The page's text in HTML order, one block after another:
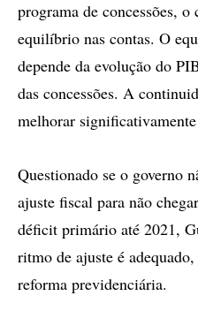
programa de concessões,
equilíbrio nas contas. O
depende da evolução do
das concessões. A
melhorar
Questionado se o governo
ajuste fiscal para não
déficit primário até 2021,
ritmo de ajuste é
reforma previdenciária.